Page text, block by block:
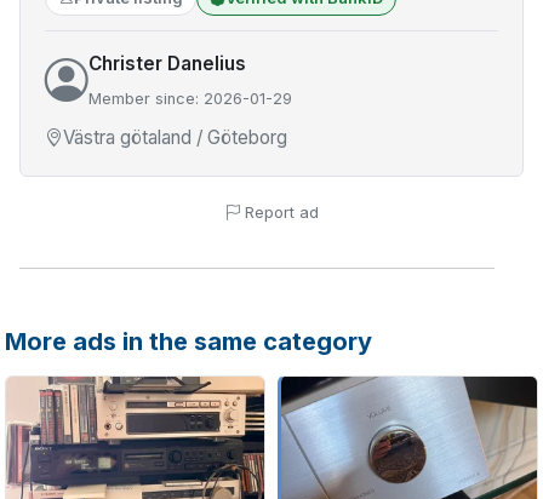
Christer Danelius
Member since: 2026-01-29
Västra götaland / Göteborg
Report ad
More ads in the same category